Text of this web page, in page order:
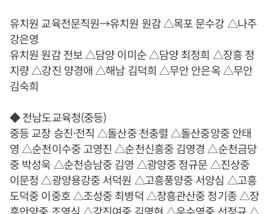
유치원 교육전문직원→유치원 원감 △목포 문수강 △나주
강은영
유치원 원감 전보 △담양 이미순 △담양 최정희 △장흥 정
지량 △강진 양경애 △해남 김덕희 △무안 안은옥 △무안
김숙희
◆ 전남도교육청(중등)
중등 교장 승진·전직 △돌산중 천충렬 △돌산중앙중 안태
영 △순천이수중 고영진 △순천신흥중 김영경 △순천금당
중 박성욱 △순천승남중 김영 △광양중 정규문 △진상중
이문정 △광양용강중 서덕원 △고흥풍양중 서양심 △고흥
도덕중 이중호 △조성중 최병덕 △장흥관산중 정기종 △장